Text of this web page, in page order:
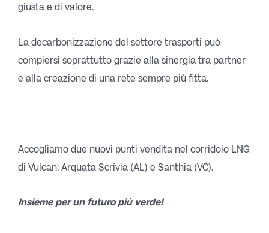
giusta e di valore.
La decarbonizzazione del settore trasporti può
compiersi soprattutto grazie alla sinergia tra partner
e alla creazione di una rete sempre più fitta.
Accogliamo due nuovi punti vendita nel corridoio LNG
di Vulcan: Arquata Scrivia (AL) e Santhia (VC).
Insieme per un futuro più verde!